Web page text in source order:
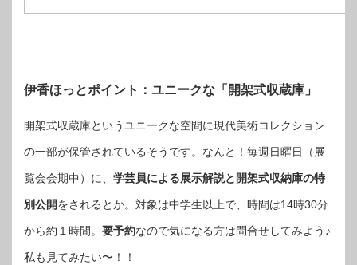
伊香ほっとポイント：ユニークな「開架式収蔵庫」
開架式収蔵庫というユニークな空間に現代美術コレクション
の一部が保管されているそうです。なんと！毎週日曜日（展
覧会会期中）に、 学芸員による展示解説と開架式収納庫の特
別公開をされるとか。対象は中学生以上で、時間は14時30分
から約１時間。 要予約なので気になる方は問合せしてみよう♪
私も見てみたい〜！！